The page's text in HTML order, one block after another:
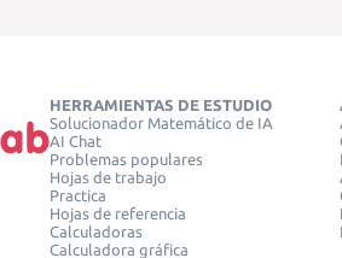
HERRAMIENTAS DE ESTUDIO
Solucionador Matemático de IA
AI Chat
Problemas populares
Hojas de trabajo
Practica
Hojas de referencia
Calculadoras
Calculadora gráfica